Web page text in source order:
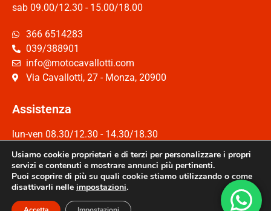
sab 09.00/12.30 - 15.00/18.00
366 6514283
039/388901
info@motocavallotti.com
Via Cavallotti, 27 - Monza, 20900
Assistenza
lun-ven 08.30/12.30 - 14.30/18.30
Sab 08.30/12.30
039/2326110
assistenza@motocavallotti.com
Via XX Settembre, 6/A - Monza, 20900
Usiamo cookie proprietari e di terzi per personalizzare i propri
servizi e contenuti e mostrare annunci più pertinenti.
Puoi scoprire di più su quali cookie stiamo utilizzando o come
disattivarli nelle impostazioni.